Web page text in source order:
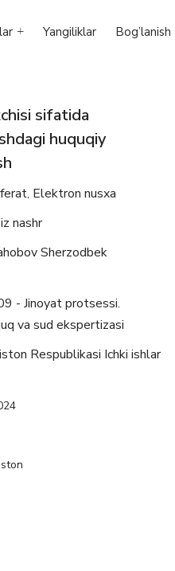
Yangiliklar Bog’lanish
sifatida
huquqiy
, Elektron nusxa
nashr
Sherzodbek
- Jinoyat protsessi.
va sud ekspertizasi
Respublikasi Ichki ishlar